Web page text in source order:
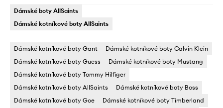
Dámské boty AllSaints
Dámské kotníkové boty AllSaints
Dámské kotníkové boty Gant
Dámské kotníkové boty Calvin Klein
Dámské kotníkové boty Guess
Dámské kotníkové boty Mustang
Dámské kotníkové boty Tommy Hilfiger
Dámské kotníkové boty AllSaints
Dámské kotníkové boty Boss
Dámské kotníkové boty Goe
Dámské kotníkové boty Timberland